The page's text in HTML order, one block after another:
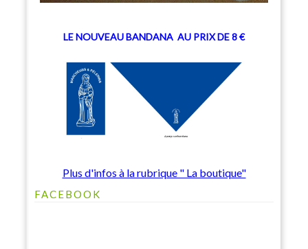
LE NOUVEAU BANDANA AU PRIX DE 8 €
Plus d'infos à la rubrique " La boutique"
FACEBOOK